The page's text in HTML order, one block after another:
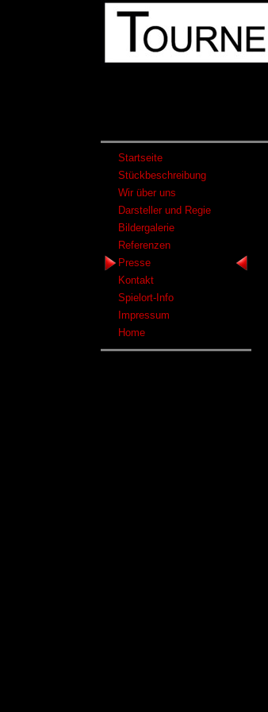
Startseite
Stückbeschreibung
Wir über uns
Darsteller und Regie
Bildergalerie
Referenzen
Presse
Kontakt
Spielort-Info
Impressum
Home